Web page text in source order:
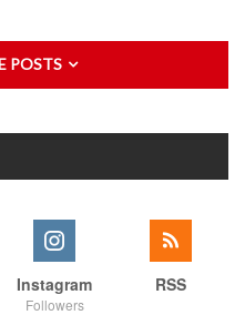
POSTS
Instagram
Followers
RSS